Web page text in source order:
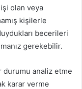
olan veya
kişilerle
becerileri
gerekebilir.
durumu analiz etme
karar verme